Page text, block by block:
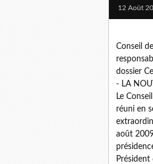
12 Août
Conseil
dossier
- LA
Le
réuni en
août
Président